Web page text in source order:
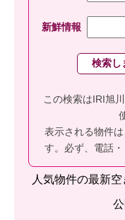
新鮮情報
この検索はIRI旭
表示される物件
す。必ず、電話
人気物件の最新